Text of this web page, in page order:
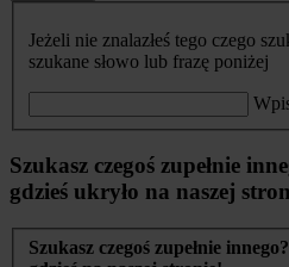
Jeżeli nie znalazłeś tego czego
szukane słowo lub frazę poniżej
Szukasz czegoś zupełnie
gdzieś ukryło na naszej
Szukasz czegoś zupełnie